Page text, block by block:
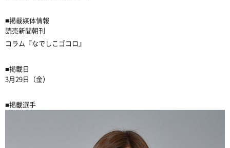
■掲載媒体情報
読売新聞朝刊
コラム『なでしこゴコロ』
■掲載日
3月29日（金）
■掲載選手